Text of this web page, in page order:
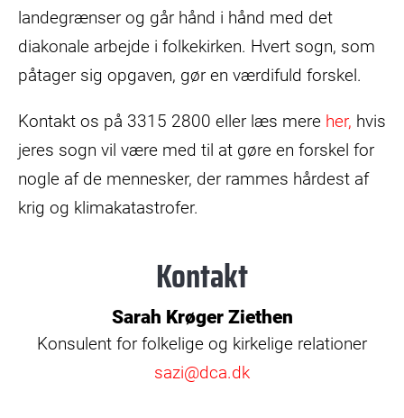
landegrænser og går hånd i hånd med det
diakonale arbejde i folkekirken. Hvert sogn, som
påtager sig opgaven, gør en værdifuld forskel.
Kontakt os på 3315 2800 eller læs mere her, hvis
jeres sogn vil være med til at gøre en forskel for
nogle af de mennesker, der rammes hårdest af
krig og klimakatastrofer.
Kontakt
Konsulent for folkelige og kirkelige relationer
Sarah Krøger Ziethen
sazi@dca.dk